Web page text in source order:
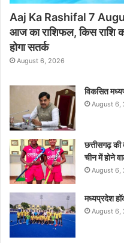
Aaj Ka Rashifal 7
आज का राशिफल, किस राशि
होगा सतर्क
August 6, 2026
विकसित
August 6,
छत्तीसगढ़ की
चीन में होने
August 6,
मध्यप्रदेश
August 6,